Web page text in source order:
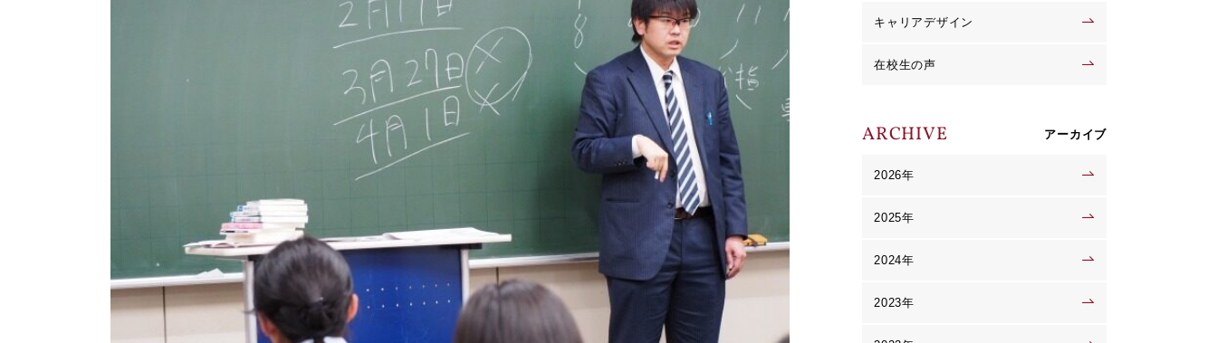
キャリアデザイン
在校生の声
ARCHIVE アーカイブ
2026年
2025年
2024年
2023年